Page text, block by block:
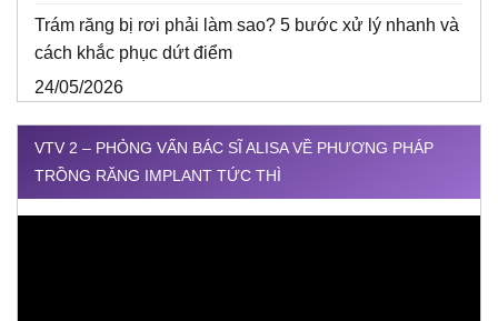
Trám răng bị rơi phải làm sao? 5 bước xử lý nhanh và
cách khắc phục dứt điểm
24/05/2026
VTV 2 – PHỎNG VẤN BÁC SĨ ALISA VỀ PHƯƠNG PHÁP
TRỒNG RĂNG IMPLANT TỨC THÌ